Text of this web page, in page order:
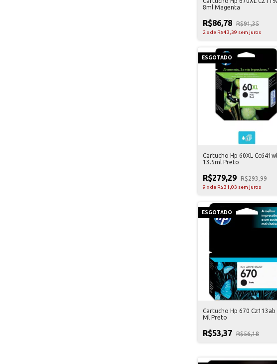
8ml Magenta
R$86,78 R$91,35
2 xde R$43,39 sem juros
ESGOTADO
Cartucho Hp 60XL
13.5ml Preto
R$279,29 R$293,99
9 xde R$31,03 sem juros
ESGOTADO
Cartucho Hp 670 Cz113ab
Ml Preto
R$53,37 R$56,18